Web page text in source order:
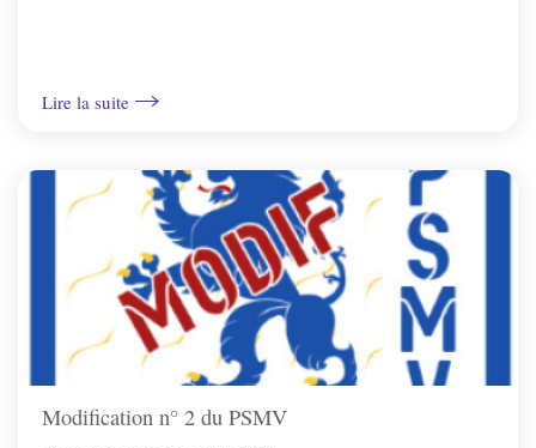
Lire la suite
Modification n° 2 du PSMV